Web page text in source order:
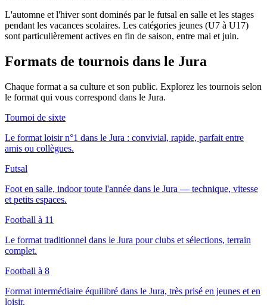
L'automne et l'hiver sont dominés par le futsal en salle et les stages
pendant les vacances scolaires. Les catégories jeunes (U7 à U17)
sont particulièrement actives en fin de saison, entre mai et juin.
Formats de tournois dans le Jura
Chaque format a sa culture et son public. Explorez les tournois selon
le format qui vous correspond dans le Jura.
Tournoi de sixte
Le format loisir n°1 dans le Jura : convivial, rapide, parfait entre
amis ou collègues.
Futsal
Foot en salle, indoor toute l'année dans le Jura — technique, vitesse
et petits espaces.
Football à 11
Le format traditionnel dans le Jura pour clubs et sélections, terrain
complet.
Football à 8
Format intermédiaire équilibré dans le Jura, très prisé en jeunes et en
loisir.